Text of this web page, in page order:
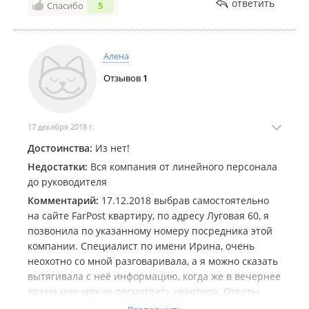
Я очень рекомендую данное агенство, если вы
и воспитанный специалист. С ней сделка пройдет
спокойно и с позитивом. Кстати оплата услуг агента
адекватная( не сравнить с ***).....
Спасибо 5 ответить
Алена
Отзывов 1
17 декабря 2018 г.
Достоинства: Из нет!
Недостатки: Вся компания от линейного персонала
до руководителя
Комментарий: 17.12.2018 выбрав самостоятельно
на сайте FarPost квартиру, по адресу Луговая 60, я
позвонила по указанному номеру посредника этой
компании. Специалист по имени Ирина, очень
неохотно со мной разговаривала, а я можно сказать
вытягивала с неё информацию, когда же в вечернее
время мне можно посмотреть квартиру. Ответы